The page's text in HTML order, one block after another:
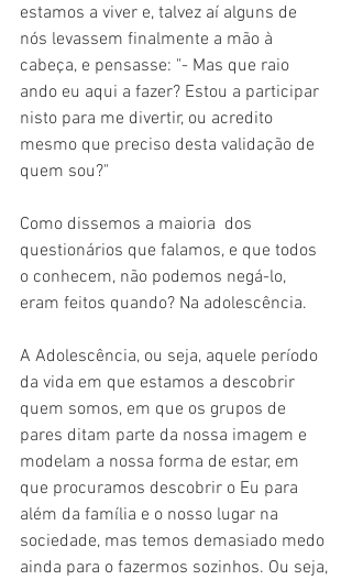
estamos a viver e, talvez aí alguns de
nós levassem finalmente a mão à
cabeça, e pensasse: "- Mas que raio
ando eu aqui a fazer? Estou a participar
nisto para me divertir, ou acredito
mesmo que preciso desta validação de
quem sou?"
Como dissemos a maioria  dos
questionários que falamos, e que todos
o conhecem, não podemos negá-lo,
eram feitos quando? Na adolescência.
A Adolescência, ou seja, aquele período
da vida em que estamos a descobrir
quem somos, em que os grupos de
pares ditam parte da nossa imagem e
modelam a nossa forma de estar, em
que procuramos descobrir o Eu para
além da família e o nosso lugar na
sociedade, mas temos demasiado medo
ainda para o fazermos sozinhos. Ou seja,